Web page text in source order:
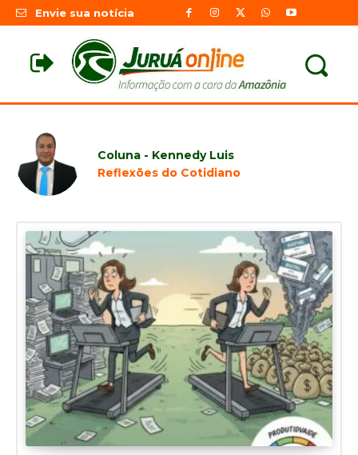
Envie sua notícia
Coluna - Kennedy Luis
Reflexões do Cotidiano